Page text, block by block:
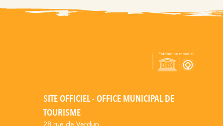
SITE OFFICIEL - OFFICE MUNICIPAL DE
TOURISME
28 rue de Verdun